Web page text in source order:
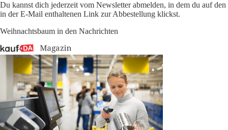
Du kannst dich jederzeit vom Newsletter abmelden, in dem du auf den
in der E-Mail enthaltenen Link zur Abbestellung klickst.
Weihnachtsbaum in den Nachrichten